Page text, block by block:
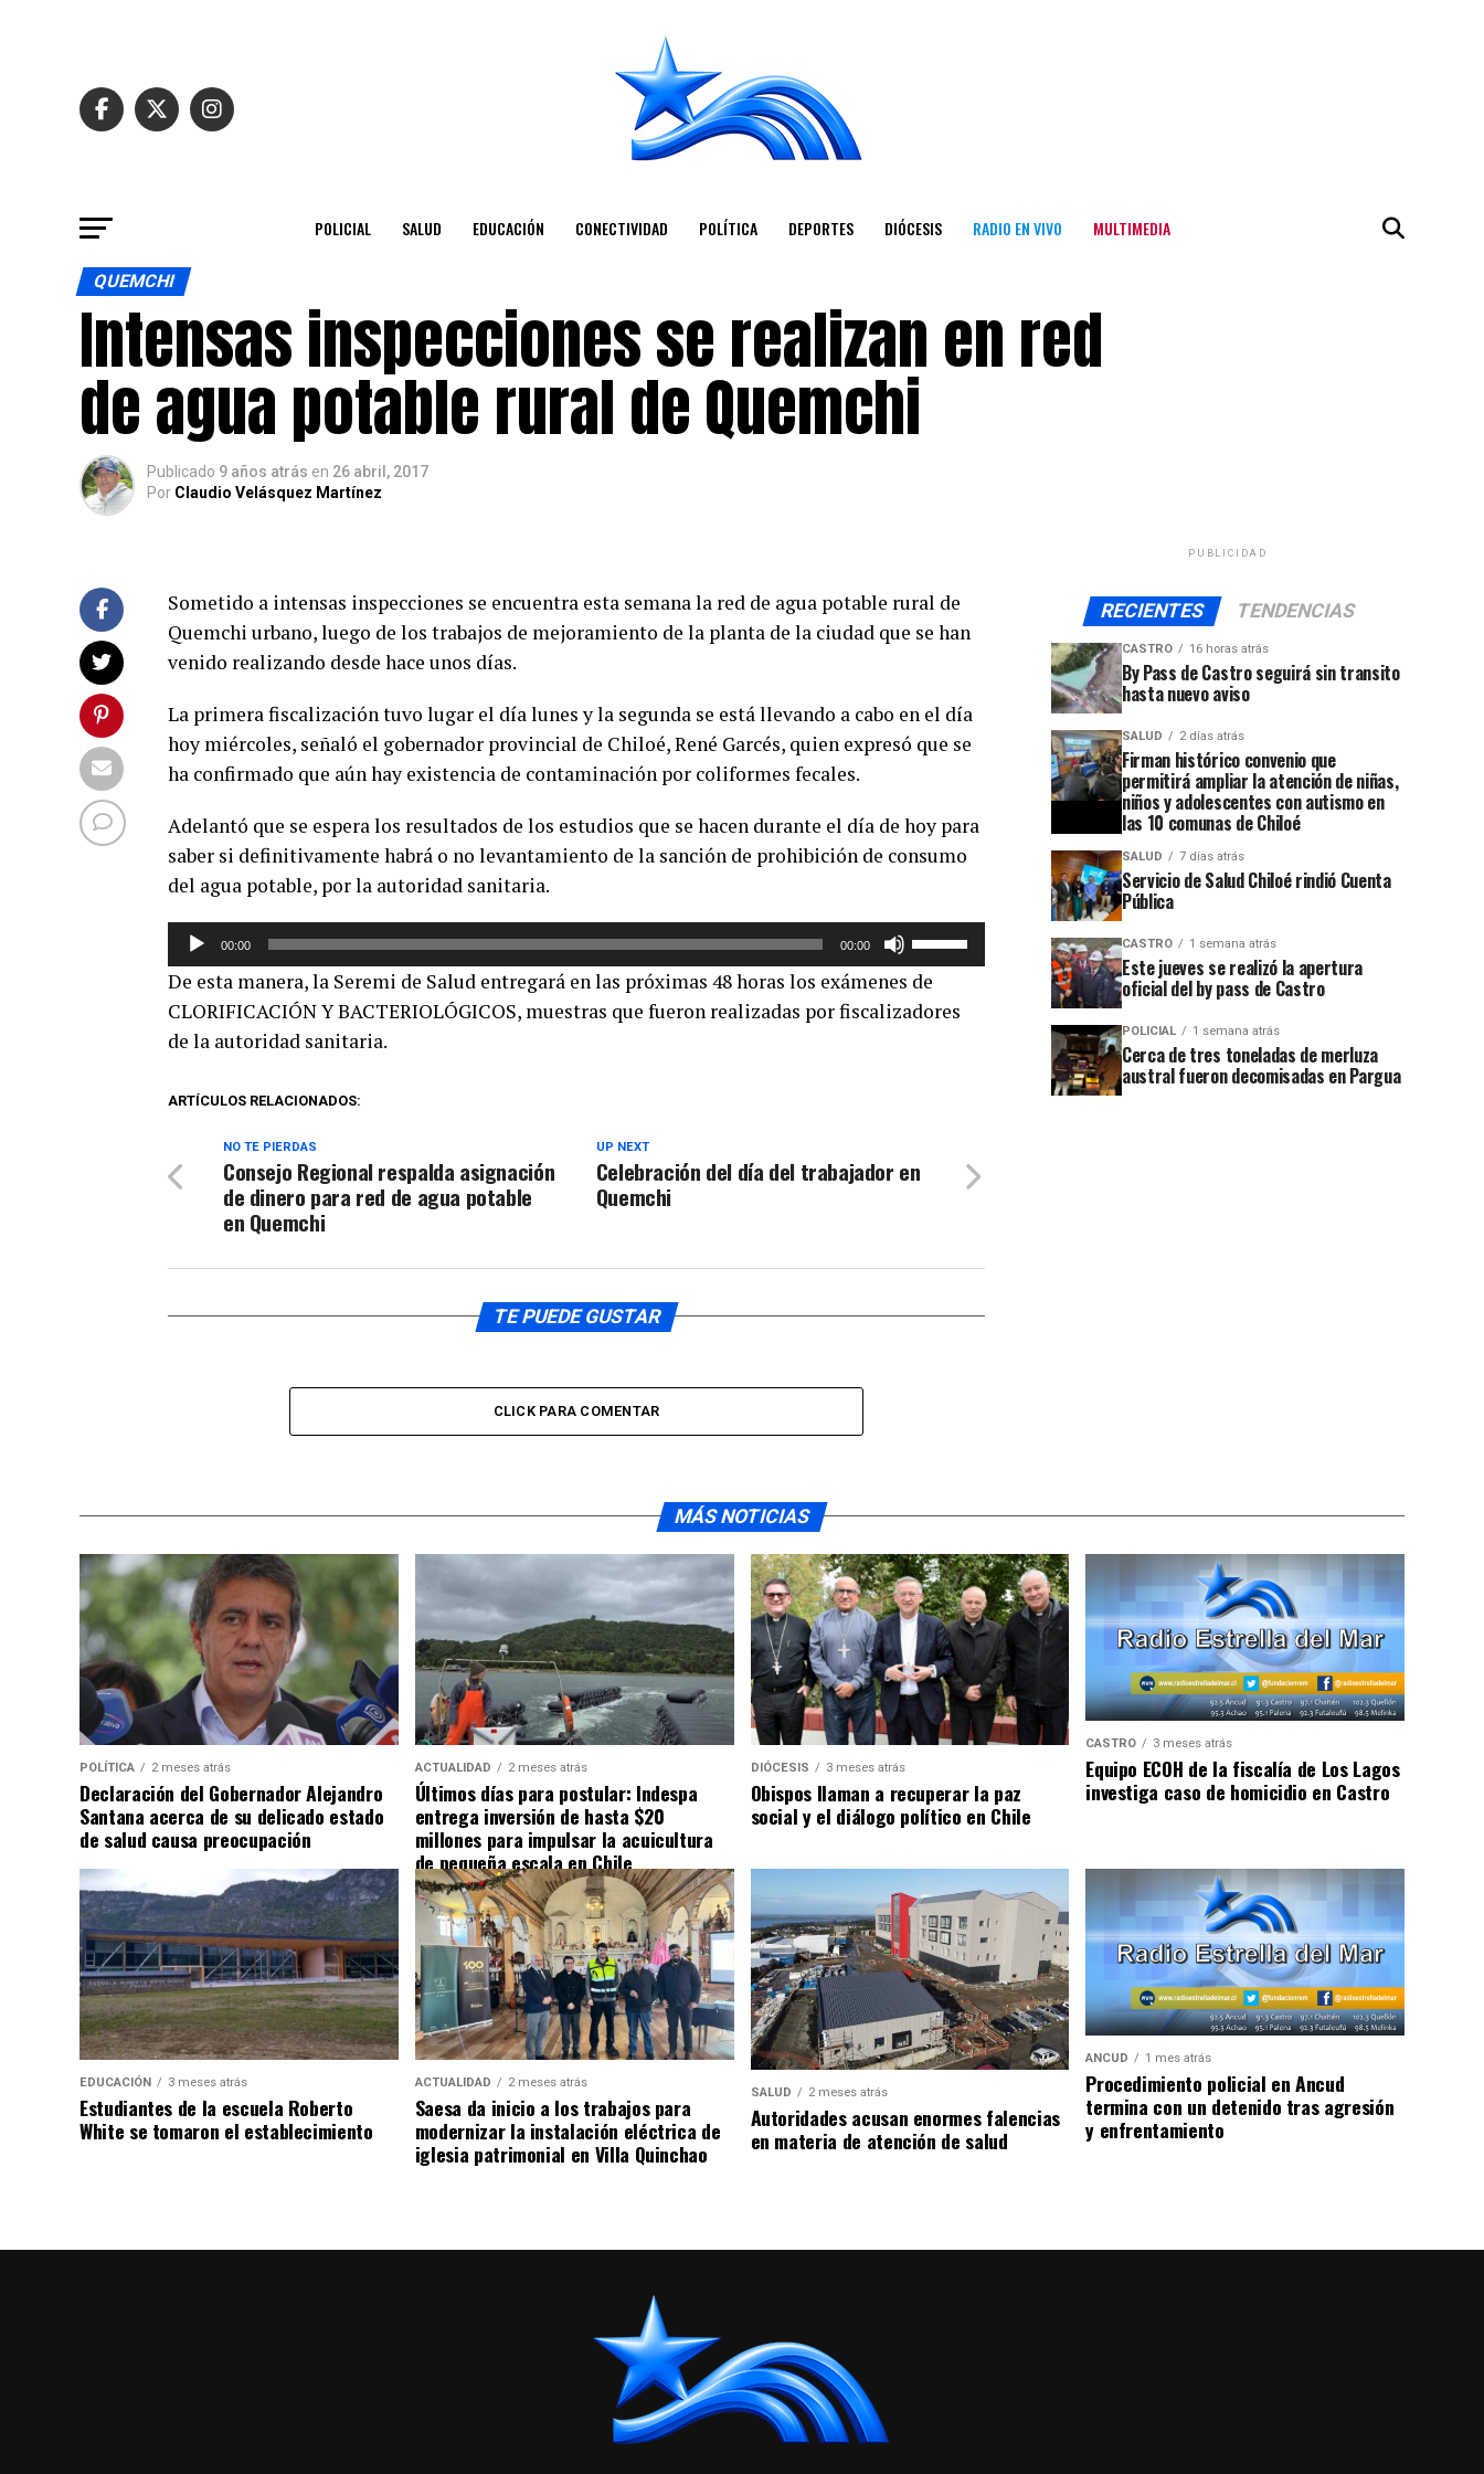
POLICIAL SALUD EDUCACIÓN CONECTIVIDAD POLÍTICA DEPORTES DIÓCESIS RADIO EN VIVO MULTIMEDIA
QUEMCHI
Intensas inspecciones se realizan en red
de agua potable rural de Quemchi
Publicado 9 años atrás en 26 abril, 2017
Por Claudio Velásquez Martínez
Sometido a intensas inspecciones se encuentra esta semana la red de agua potable rural de
Quemchi urbano, luego de los trabajos de mejoramiento de la planta de la ciudad que se han
venido realizando desde hace unos días.
La primera fiscalización tuvo lugar el día lunes y la segunda se está llevando a cabo en el día
hoy miércoles, señaló el gobernador provincial de Chiloé, René Garcés, quien expresó que se
ha confirmado que aún hay existencia de contaminación por coliformes fecales.
Adelantó que se espera los resultados de los estudios que se hacen durante el día de hoy para
saber si definitivamente habrá o no levantamiento de la sanción de prohibición de consumo
del agua potable, por la autoridad sanitaria.
Reproductor
audio
00:00 00:00
teclas
de
disminuir
De esta manera, la Seremi de Salud entregará en las próximas 48 horas los exámenes de
CLORIFICACIÓN Y BACTERIOLÓGICOS, muestras que fueron realizadas por fiscalizadores
de la autoridad sanitaria.
ARTÍCULOS RELACIONADOS:
UP NEXT
Celebración del día del trabajador en
Quemchi
NO TE PIERDAS
Consejo Regional respalda asignación
de dinero para red de agua potable
en Quemchi
TE PUEDE GUSTAR
CLICK PARA COMENTAR
PUBLICIDAD
RECIENTES TENDENCIAS
CASTRO 16 horas atrás
By Pass de Castro seguirá sin transito
hasta nuevo aviso
SALUD 2 días atrás
Firman histórico convenio que
permitirá ampliar la atención de niñas,
niños y adolescentes con autismo en
las 10 comunas de Chiloé
SALUD 7 días atrás
Servicio de Salud Chiloé rindió Cuenta
Pública
CASTRO 1 semana atrás
Este jueves se realizó la apertura
oficial del by pass de Castro
POLICIAL 1 semana atrás
Cerca de tres toneladas de merluza
austral fueron decomisadas en Pargua
MÁS NOTICIAS
POLÍTICA 2 meses atrás
Declaración del Gobernador Alejandro
Santana acerca de su delicado estado
de salud causa preocupación
ACTUALIDAD 2 meses atrás
Últimos días para postular: Indespa
entrega inversión de hasta $20
millones para impulsar la acuicultura
de pequeña escala en Chile
DIÓCESIS 3 meses atrás
Obispos llaman a recuperar la paz
social y el diálogo político en Chile
CASTRO 3 meses atrás
Equipo ECOH de la fiscalía de Los Lagos
investiga caso de homicidio en Castro
EDUCACIÓN 3 meses atrás
Estudiantes de la escuela Roberto
White se tomaron el establecimiento
ACTUALIDAD 2 meses atrás
Saesa da inicio a los trabajos para
modernizar la instalación eléctrica de
iglesia patrimonial en Villa Quinchao
SALUD 2 meses atrás
Autoridades acusan enormes falencias
en materia de atención de salud
ANCUD 1 mes atrás
Procedimiento policial en Ancud
termina con un detenido tras agresión
y enfrentamiento